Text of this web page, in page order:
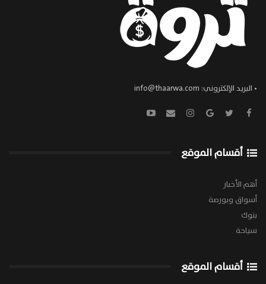
• البريد الإلكتروني: info@thaarwa.com
أقسام الموقع
أهم الأخبار
أسواق وبورصة
بنوك
سياحة
أقسام الموقع